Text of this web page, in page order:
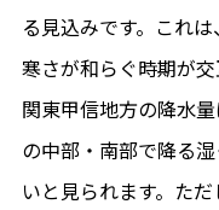
る見込みです。これは
寒さが和らぐ時期が交
関東甲信地方の降水
の中部・南部で降る
いと見られます。た